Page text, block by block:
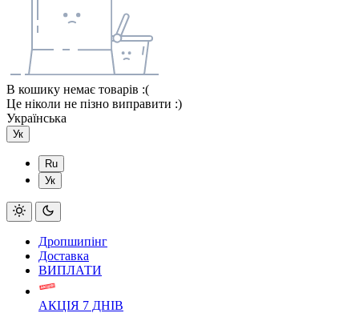
В кошику немає товарів :(
Це ніколи не пізно виправити :)
Українська
Ук
Ru
Ук
Дропшипінг
Доставка
ВИПЛАТИ
АКЦІЯ 7 ДНІВ